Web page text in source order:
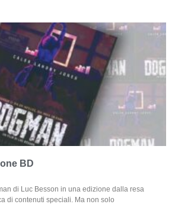
BD
di Luc Besson in una edizione dalla resa
di contenuti speciali. Ma non solo